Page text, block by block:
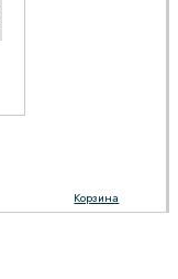
Корзина